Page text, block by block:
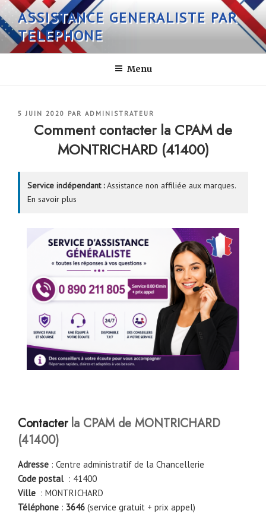
Aller
au
contenu
principal
ASSISTANCE GENERALISTE PAR
TELEPHONE
Menu
PUBLIÉ
5 JUIN 2020 PAR ADMINISTRATEUR
Comment contacter la CPAM de
MONTRICHARD (41400)
Service indépendant :Assistance non affiliée aux marques.
En savoir plus
Contacterla CPAM de MONTRICHARD
(41400)
Adresse : Centre administratif de la Chancellerie
Code postal: 41400
Ville : MONTRICHARD
Téléphone : 3646 (service gratuit + prix appel)